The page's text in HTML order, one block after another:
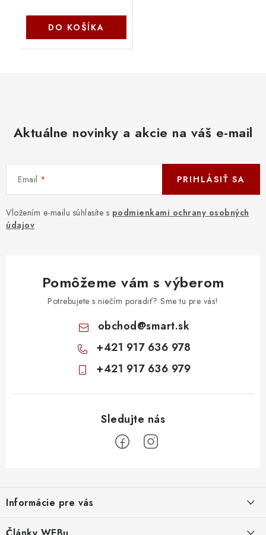
DO KOŠÍKA
Aktuálne novinky a akcie na váš e-mail
Email
Vložením e-mailu súhlasíte s podmienkami ochrany osobných
údajov
PRIHLÁSIŤ SA
Pomôžeme vám s výberom
Potrebujete s niečím poradiť? Sme tu pre vás!
obchod@smart.sk
+421 917 636 978
+421 917 636 979
p
ä
Informácie pre vás
Obchodné podmienky